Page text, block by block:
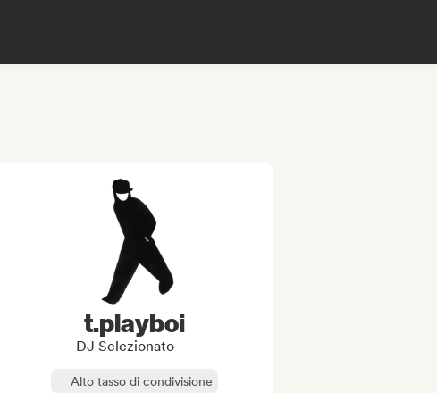
t.playboi
DJ Selezionato
Alto tasso di condivisione